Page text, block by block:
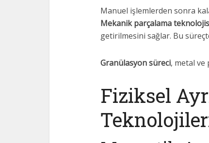
Manuel işlemlerden sonra
Mekanik parçalama
getirilmesini sağlar. Bu
Granülasyon süreci, metal ve
Fiziksel